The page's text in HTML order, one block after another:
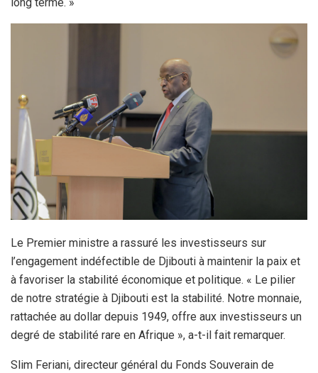
Le Premier ministre a rassuré les investisseurs sur
l’engagement indéfectible de Djibouti à maintenir la paix et
à favoriser la stabilité économique et politique. « Le pilier
de notre stratégie à Djibouti est la stabilité. Notre monnaie,
rattachée au dollar depuis 1949, offre aux investisseurs un
degré de stabilité rare en Afrique », a-t-il fait remarquer.
Slim Feriani, directeur général du Fonds Souverain de